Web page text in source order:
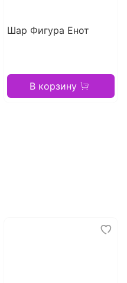
Шар Фигура Енот
В корзину